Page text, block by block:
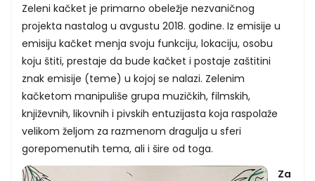
Zeleni kačket je primarno obeležje nezvaničnog
projekta nastalog u avgustu 2018. godine. Iz emisije u
emisiju kačket menja svoju funkciju, lokaciju, osobu
koju štiti, prestaje da bude kačket i postaje zaštitini
znak emisije (teme) u kojoj se nalazi. Zelenim
kačketom manipuliše grupa muzičkih, filmskih,
književnih, likovnih i pivskih entuzijasta koja raspolaže
velikom željom za razmenom dragulja u sferi
gorepomenutih tema, ali i šire od toga.
Za